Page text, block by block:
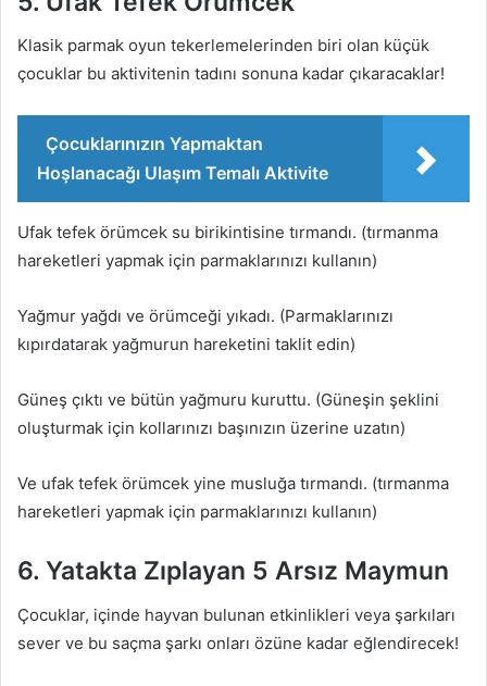
Klasik parmak oyun tekerlemelerinden biri olan küçük
çocuklar bu aktivitenin tadını sonuna kadar çıkaracaklar!
Çocuklarınızın Yapmaktan
Hoşlanacağı Ulaşım Temalı Aktivite
Ufak tefek örümcek su birikintisine tırmandı. (tırmanma
hareketleri yapmak için parmaklarınızı kullanın)
Yağmur yağdı ve örümceği yıkadı. (Parmaklarınızı
kıpırdatarak yağmurun hareketini taklit edin)
Güneş çıktı ve bütün yağmuru kuruttu. (Güneşin şeklini
oluşturmak için kollarınızı başınızın üzerine uzatın)
Ve ufak tefek örümcek yine musluğa tırmandı. (tırmanma
hareketleri yapmak için parmaklarınızı kullanın)
6. Yatakta Zıplayan 5 Arsız Maymun
Çocuklar, içinde hayvan bulunan etkinlikleri veya şarkıları
sever ve bu saçma şarkı onları özüne kadar eğlendirecek!